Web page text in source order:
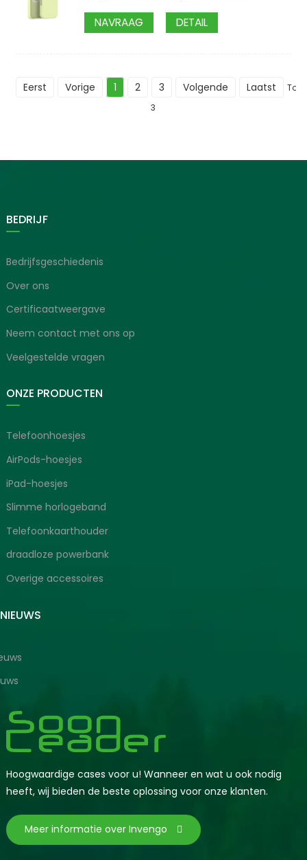
NAVRAAG DETAIL
Eerst Vorige 1 2 3 Volgende Laatst
3
BEDRIJF
Bedrijfsgeschiedenis
Over ons
Certificaatweergave
Neem contact met ons op
Veelgestelde vragen
ONZE PRODUCTEN
Telefoonhoesjes
AirPods-hoesjes
iPad-hoesjes
Slimme horlogeband
Telefoonkaarthouder
draadloze powerbank
Overige accessoires
Hoogwaardige cases voor u! Wanneer en wat u ook nodig
heeft, wij bieden de beste oplossing voor onze klanten.
Meer informatie over Invengo